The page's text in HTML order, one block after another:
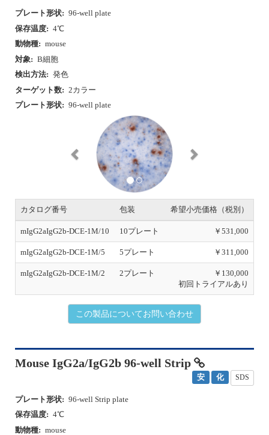
プレート形状: 96-well plate
保存温度: 4℃
動物種: mouse
対象: B細胞
検出方法: 発色
ターゲット数: 2カラー
プレート形状: 96-well plate
v
s
t
カタログ番号 包装 希望小売価格（税別）
mIgG2aIgG2b-DCE-1M/10 10プレート ￥531,000
mIgG2aIgG2b-DCE-1M/5 5プレート ￥311,000
mIgG2aIgG2b-DCE-1M/2 2プレート
￥130,000
初回トライアルあり
この製品についてお問い合わせ
Mouse IgG2a/IgG2b 96-well Strip
安 化 SDS
プレート形状: 96-well Strip plate
保存温度: 4℃
動物種: mouse